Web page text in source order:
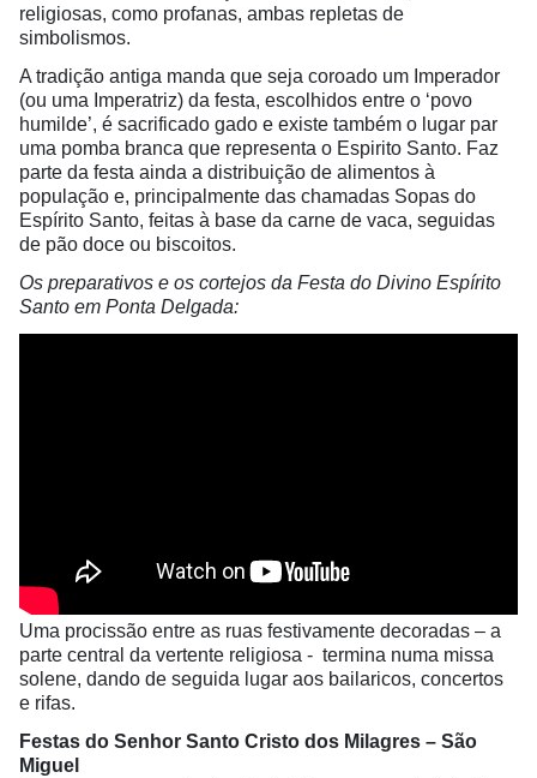
religiosas, como profanas, ambas repletas de
simbolismos.
A tradição antiga manda que seja coroado um Imperador
(ou uma Imperatriz) da festa, escolhidos entre o ‘povo
humilde’, é sacrificado gado e existe também o lugar par
uma pomba branca que representa o Espirito Santo. Faz
parte da festa ainda a distribuição de alimentos à
população e, principalmente das chamadas Sopas do
Espírito Santo, feitas à base da carne de vaca, seguidas
de pão doce ou biscoitos.
Os preparativos e os cortejos da Festa do Divino Espírito
Santo em Ponta Delgada:
Uma procissão entre as ruas festivamente decoradas – a
parte central da vertente religiosa - termina numa missa
solene, dando de seguida lugar aos bailaricos, concertos
e rifas.
Festas do Senhor Santo Cristo dos Milagres – São
Miguel